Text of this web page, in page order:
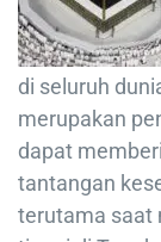
di seluruh
merupakan
dapat
tantangan
terutama saat